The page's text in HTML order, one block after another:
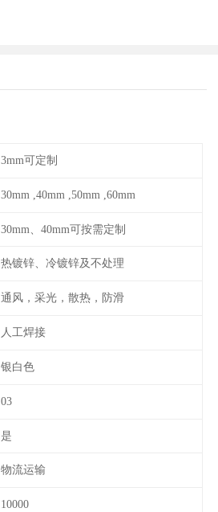
3mm可定制
30mm ,40mm ,50mm ,60mm
30mm、40mm可按需定制
热镀锌、冷镀锌及不处理
通风，采光，散热，防滑
人工焊接
银白色
03
是
物流运输
10000